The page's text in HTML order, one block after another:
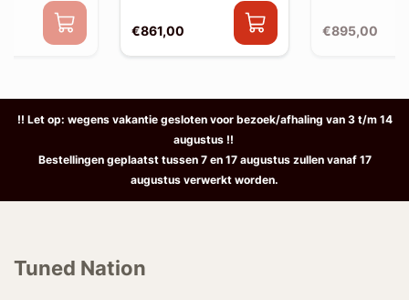
€861,00 €895,00
!! Let op: wegens vakantie gesloten voor bezoek/afhaling van 3 t/m 14
augustus !!
Bestellingen geplaatst tussen 7 en 17 augustus zullen vanaf 17
augustus verwerkt worden.
Tuned Nation